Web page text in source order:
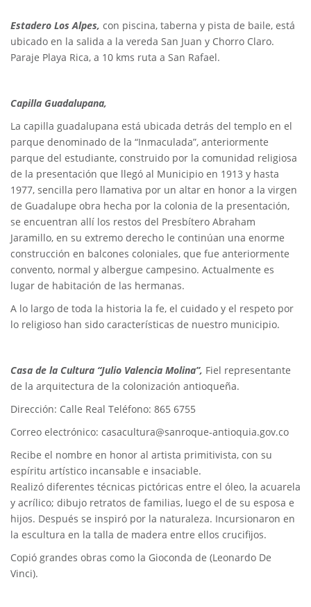
Estadero Los Alpes, con piscina, taberna y pista de baile, está
ubicado en la salida a la vereda San Juan y Chorro Claro.
Paraje Playa Rica, a 10 kms ruta a San Rafael.
Capilla Guadalupana,
La capilla guadalupana está ubicada detrás del templo en el
parque denominado de la “Inmaculada”, anteriormente
parque del estudiante, construido por la comunidad religiosa
de la presentación que llegó al Municipio en 1913 y hasta
1977, sencilla pero llamativa por un altar en honor a la virgen
de Guadalupe obra hecha por la colonia de la presentación,
se encuentran allí los restos del Presbítero Abraham
Jaramillo, en su extremo derecho le continúan una enorme
construcción en balcones coloniales, que fue anteriormente
convento, normal y albergue campesino. Actualmente es
lugar de habitación de las hermanas.
A lo largo de toda la historia la fe, el cuidado y el respeto por
lo religioso han sido características de nuestro municipio.
Casa de la Cultura “Julio Valencia Molina”, Fiel representante
de la arquitectura de la colonización antioqueña.
Dirección: Calle Real Teléfono: 865 6755
Correo electrónico: casacultura@sanroque-antioquia.gov.co
Recibe el nombre en honor al artista primitivista, con su
espíritu artístico incansable e insaciable.
Realizó diferentes técnicas pictóricas entre el óleo, la acuarela
y acrílico; dibujo retratos de familias, luego el de su esposa e
hijos. Después se inspiró por la naturaleza. Incursionaron en
la escultura en la talla de madera entre ellos crucifijos.
Copió grandes obras como la Gioconda de (Leonardo De
Vinci).